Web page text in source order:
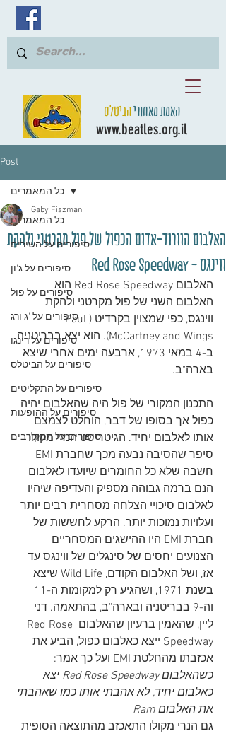
האמת מאחוריהביטלס
www.beatles.org.il
Post
כל המאמרים
סיפורים על השירים
סיפורים על ג'ון
סיפורים על פול
סיפורים על 'ג'ורג
סיפורים על רינגו
סיפורים על הביטלס
סיפורים על התקליטים
סיפורים על ההופעות
סיפורים על המקורבים
כל המאמרים
האלבום הוורוד-אדום הכפול של פול מקרטני ולהקת
ווינגס - Red Rose Speedway
Gaby Fiszman
האלבום Red Rose Speedway הוא
האלבום השני של פול מקרטני ולהקת
ווינגס, כפי שמצוין בקרדיט (Paul
McCartney and Wings). הוא יצא בבריטניה
ב-4 במאי 1973, ארבעה ימים אחרי שיצא
בארה"ב.
התכנון המקורי של פול היה שהאלבום יהיה
כפול אך בסופו של דבר, הוחלט לצמצם
אותו לאלבום יחיד. הגיטריסט הנרי מקולו
חשבה שלא כל החומרים שיועדו לאלבום
הנם ברמה גבוהה מספיק והעדיפה שיהיו
לאלבום סיכויי הצלחה מסחרית רבים יותר
ועלויות נמוכות יותר. הרקע לחששות של
חברת EMI היו ההישגים המסחריים
הצנועים יחסים של סינגלים של ווינגס עד
אז, ושל האלבום הקודם, Wild Life שיצא
וה-9 בבריטניה ובארה"ב, בהתאמה. דני
ליין, שהאמין ברעיון שהאלבום Red Rose
Speedway ייצא כאלבום כפול, הביע את
אכזבתו מהחלטת EMI ועל כך אמר:
כשהאלבום Red Rose Speedway יצא
כאלבום יחיד, לא אהבתי אותו כמו שאהבתי
את האלבום Ram
גם הנרי מקולו התאכזב מהתוצאה הסופית